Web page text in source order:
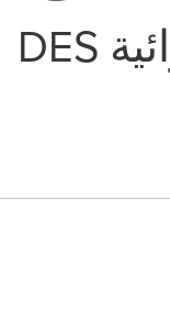
بعقار Sirolimus والدعامة الدوائية DES